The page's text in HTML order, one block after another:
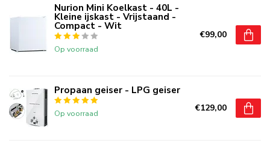
Nurion Mini Koelkast - 40L -
Kleine ijskast - Vrijstaand -
Compact - Wit
Op voorraad
€99,00
Propaan geiser - LPG geiser
Op voorraad €129,00